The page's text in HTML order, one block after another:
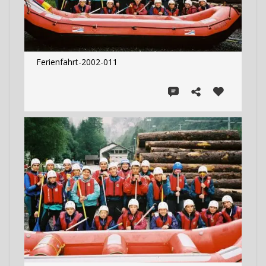
Ferienfahrt-2002-011